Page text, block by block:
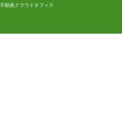
動産クラウドオフィス